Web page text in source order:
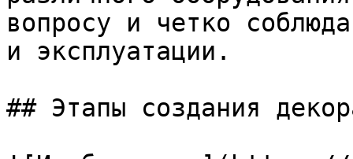
вопросу и четко
и эксплуатации.
## Этапы создания